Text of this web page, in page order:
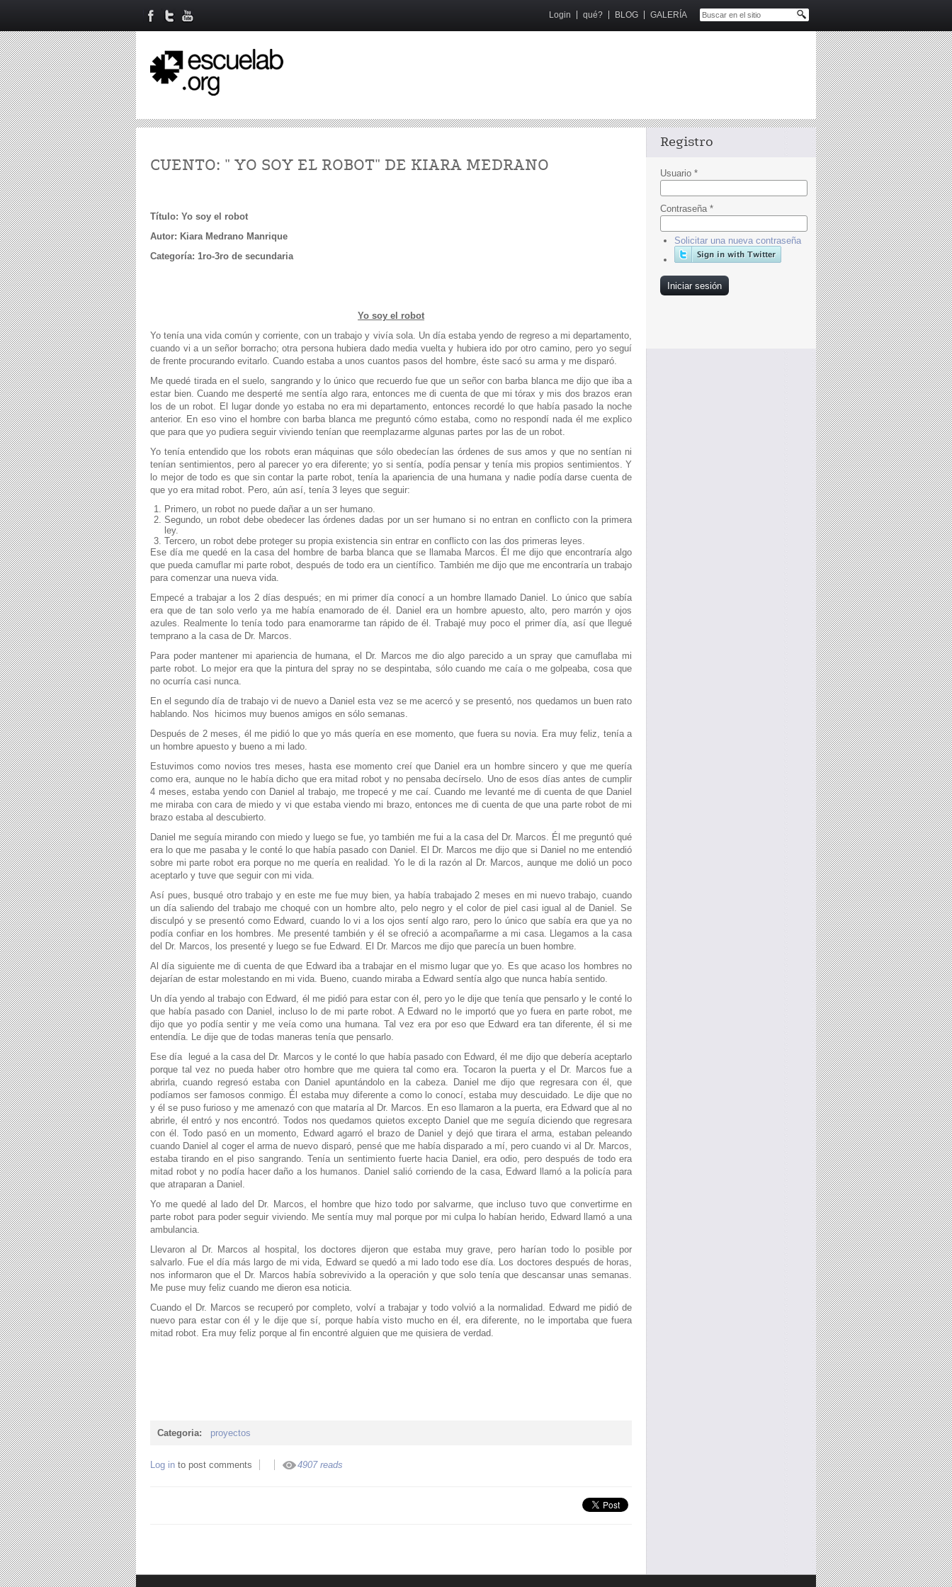
Login qué? BLOG GALERÍA
CUENTO: " YO SOY EL ROBOT" DE KIARA MEDRANO
Título: Yo soy el robot
Autor: Kiara Medrano Manrique
Categoría: 1ro-3ro de secundaria
Yo soy el robot
Yo tenía una vida común y corriente, con un trabajo y vivía sola. Un día estaba yendo de regreso a mi departamento,
cuando vi a un señor borracho; otra persona hubiera dado media vuelta y hubiera ido por otro camino, pero yo seguí
de frente procurando evitarlo. Cuando estaba a unos cuantos pasos del hombre, éste sacó su arma y me disparó.
Me quedé tirada en el suelo, sangrando y lo único que recuerdo fue que un señor con barba blanca me dijo que iba a
estar bien. Cuando me desperté me sentía algo rara, entonces me di cuenta de que mi tórax y mis dos brazos eran
los de un robot. El lugar donde yo estaba no era mi departamento, entonces recordé lo que había pasado la noche
anterior. En eso vino el hombre con barba blanca me preguntó cómo estaba, como no respondí nada él me explico
que para que yo pudiera seguir viviendo tenían que reemplazarme algunas partes por las de un robot.
Yo tenía entendido que los robots eran máquinas que sólo obedecían las órdenes de sus amos y que no sentían ni
tenían sentimientos, pero al parecer yo era diferente; yo si sentía, podía pensar y tenía mis propios sentimientos. Y
lo mejor de todo es que sin contar la parte robot, tenía la apariencia de una humana y nadie podía darse cuenta de
que yo era mitad robot. Pero, aún así, tenía 3 leyes que seguir:
Primero, un robot no puede dañar a un ser humano.
Segundo, un robot debe obedecer las órdenes dadas por un ser humano si no entran en conflicto con la primera
ley.
Tercero, un robot debe proteger su propia existencia sin entrar en conflicto con las dos primeras leyes.
Ese día me quedé en la casa del hombre de barba blanca que se llamaba Marcos. Él me dijo que encontraría algo
que pueda camuflar mi parte robot, después de todo era un científico. También me dijo que me encontraría un trabajo
para comenzar una nueva vida.
Empecé a trabajar a los 2 días después; en mi primer día conocí a un hombre llamado Daniel. Lo único que sabía
era que de tan solo verlo ya me había enamorado de él. Daniel era un hombre apuesto, alto, pero marrón y ojos
azules. Realmente lo tenía todo para enamorarme tan rápido de él. Trabajé muy poco el primer día, así que llegué
temprano a la casa de Dr. Marcos.
Para poder mantener mi apariencia de humana, el Dr. Marcos me dio algo parecido a un spray que camuflaba mi
parte robot. Lo mejor era que la pintura del spray no se despintaba, sólo cuando me caía o me golpeaba, cosa que
no ocurría casi nunca.
En el segundo día de trabajo vi de nuevo a Daniel esta vez se me acercó y se presentó, nos quedamos un buen rato
hablando. Nos
hicimos muy buenos amigos en sólo semanas.
Después de 2 meses, él me pidió lo que yo más quería en ese momento, que fuera su novia. Era muy feliz, tenía a
un hombre apuesto y bueno a mi lado.
Estuvimos como novios tres meses, hasta ese momento creí que Daniel era un hombre sincero y que me quería
como era, aunque no le había dicho que era mitad robot y no pensaba decírselo. Uno de esos días antes de cumplir
4 meses, estaba yendo con Daniel al trabajo, me tropecé y me caí. Cuando me levanté me di cuenta de que Daniel
me miraba con cara de miedo y vi que estaba viendo mi brazo, entonces me di cuenta de que una parte robot de mi
brazo estaba al descubierto.
Daniel me seguía mirando con miedo y luego se fue, yo también me fui a la casa del Dr. Marcos. Él me preguntó qué
era lo que me pasaba y le conté lo que había pasado con Daniel. El Dr. Marcos me dijo que si Daniel no me entendió
sobre mi parte robot era porque no me quería en realidad. Yo le di la razón al Dr. Marcos, aunque me dolió un poco
aceptarlo y tuve que seguir con mi vida.
Así pues, busqué otro trabajo y en este me fue muy bien, ya había trabajado 2 meses en mi nuevo trabajo, cuando
un día saliendo del trabajo me choqué con un hombre alto, pelo negro y el color de piel casi igual al de Daniel. Se
disculpó y se presentó como Edward, cuando lo vi a los ojos sentí algo raro, pero lo único que sabía era que ya no
podía confiar en los hombres. Me presenté también y él se ofreció a acompañarme a mi casa. Llegamos a la casa
del Dr. Marcos, los presenté y luego se fue Edward. El Dr. Marcos me dijo que parecía un buen hombre.
Al día siguiente me di cuenta de que Edward iba a trabajar en el mismo lugar que yo. Es que acaso los hombres no
dejarían de estar molestando en mi vida. Bueno, cuando miraba a Edward sentía algo que nunca había sentido.
Un día yendo al trabajo con Edward, él me pidió para estar con él, pero yo le dije que tenía que pensarlo y le conté lo
que había pasado con Daniel, incluso lo de mi parte robot. A Edward no le importó que yo fuera en parte robot, me
dijo que yo podía sentir y me veía como una humana. Tal vez era por eso que Edward era tan diferente, él si me
entendía. Le dije que de todas maneras tenía que pensarlo.
Ese día
legué a la casa del Dr. Marcos y le conté lo que había pasado con Edward, él me dijo que debería aceptarlo
porque tal vez no pueda haber otro hombre que me quiera tal como era. Tocaron la puerta y el Dr. Marcos fue a
abrirla, cuando regresó estaba con Daniel apuntándolo en la cabeza. Daniel me dijo que regresara con él, que
podíamos ser famosos conmigo. Él estaba muy diferente a como lo conocí, estaba muy descuidado. Le dije que no
y él se puso furioso y me amenazó con que mataría al Dr. Marcos. En eso llamaron a la puerta, era Edward que al no
abrirle, él entró y nos encontró. Todos nos quedamos quietos excepto Daniel que me seguía diciendo que regresara
con él. Todo pasó en un momento, Edward agarró el brazo de Daniel y dejó que tirara el arma, estaban peleando
cuando Daniel al coger el arma de nuevo disparó, pensé que me había disparado a mí, pero cuando vi al Dr. Marcos,
estaba tirando en el piso sangrando. Tenía un sentimiento fuerte hacia Daniel, era odio, pero después de todo era
mitad robot y no podía hacer daño a los humanos. Daniel salió corriendo de la casa, Edward llamó a la policía para
que atraparan a Daniel.
Yo me quedé al lado del Dr. Marcos, el hombre que hizo todo por salvarme, que incluso tuvo que convertirme en
parte robot para poder seguir viviendo. Me sentía muy mal porque por mi culpa lo habían herido, Edward llamó a una
ambulancia.
Llevaron al Dr. Marcos al hospital, los doctores dijeron que estaba muy grave, pero harían todo lo posible por
salvarlo. Fue el día más largo de mi vida, Edward se quedó a mi lado todo ese día. Los doctores después de horas,
nos informaron que el Dr. Marcos había sobrevivido a la operación y que solo tenía que descansar unas semanas.
Me puse muy feliz cuando me dieron esa noticia.
Cuando el Dr. Marcos se recuperó por completo, volví a trabajar y todo volvió a la normalidad. Edward me pidió de
nuevo para estar con él y le dije que sí, porque había visto mucho en él, era diferente, no le importaba que fuera
mitad robot. Era muy feliz porque al fin encontré alguien que me quisiera de verdad.
Categoria: proyectos
Log in to post comments 4907 reads
Registro
Usuario *
Contraseña *
Solicitar una nueva contraseña